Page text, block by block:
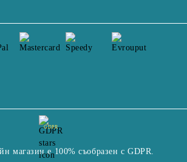
GDPR
магазин е 100% съобразен с GDPR.